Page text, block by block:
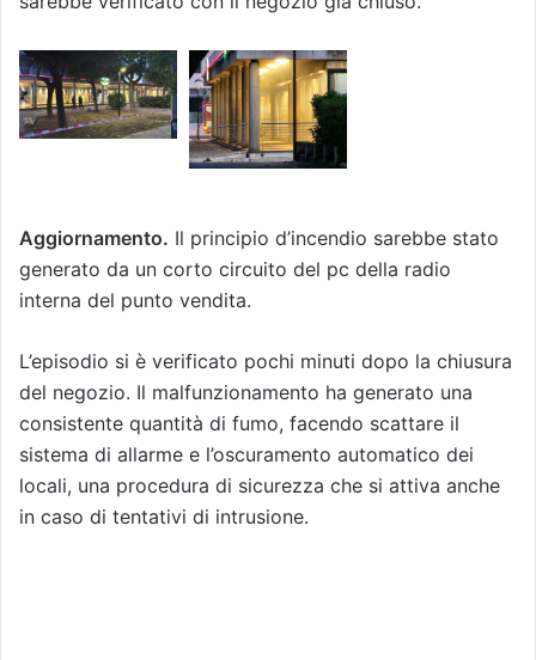
Aggiornamento. Il principio d’incendio sarebbe stato
generato da un corto circuito del pc della radio
interna del punto vendita.
L’episodio si è verificato pochi minuti dopo la chiusura
del negozio. Il malfunzionamento ha generato una
consistente quantità di fumo, facendo scattare il
sistema di allarme e l’oscuramento automatico dei
locali, una procedura di sicurezza che si attiva anche
in caso di tentativi di intrusione.